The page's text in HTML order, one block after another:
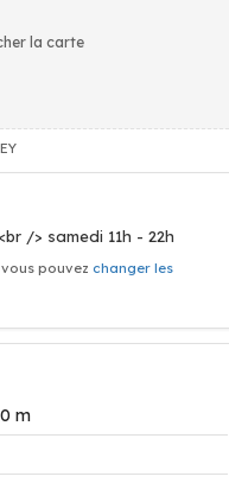
la carte
/> samedi 11h - 22h
pouvez changer les
m